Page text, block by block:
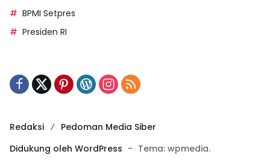
BPMI Setpres
Presiden RI
Redaksi
Pedoman Media Siber
Didukung oleh WordPress - Tema: wpmedia.